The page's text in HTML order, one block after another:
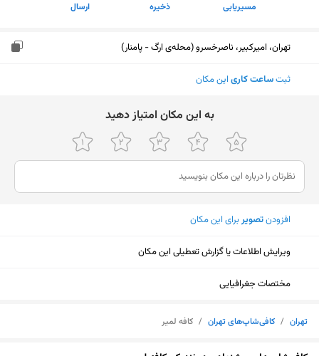
مسیریابی ذخیره ارسال
تهران، امیرکبیر، ناصرخسرو (محله‌ی ارگ - پامنار)
ثبتساعت کاری این مکان
ﺑﻪ اﯾﻦ ﻣﮑﺎن اﻣﺘﯿﺎز دﻫﯿﺪ
افزودنتصویربرای این مکان
ویرایش اطلاعات یا گزارش تعطیلی این مکان
مختصات جغرافیایی
تهران / کافی‌شاپ‌های تهران / کافه لمیر